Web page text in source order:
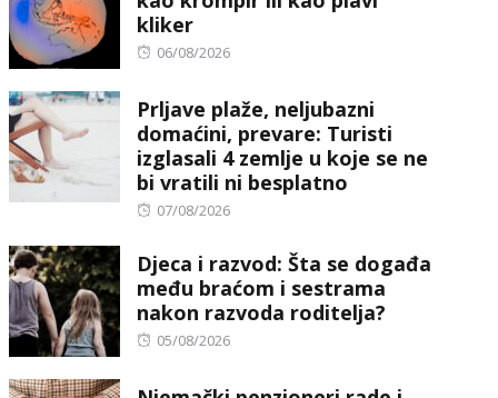
kliker
Posted
06/08/2026
Prljave plaže, neljubazni
domaćini, prevare: Turisti
izglasali 4 zemlje u koje se ne
bi vratili ni besplatno
Posted
07/08/2026
Djeca i razvod: Šta se događa
među braćom i sestrama
nakon razvoda roditelja?
Posted
05/08/2026